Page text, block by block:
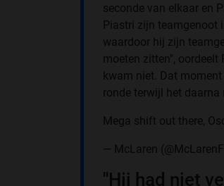
seconde van elkaar en
Piastri zijn teamgenoot
waardoor hij zijn
moeten zitten'',
kwam niet. Dat
ronde terwijl het daarna
Mega shift out there,
— McLaren
''Hij had niet